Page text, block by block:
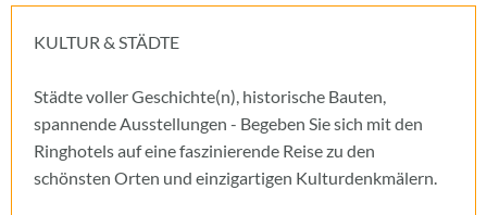
KULTUR & STÄDTE
Städte voller Geschichte(n), historische Bauten,
spannende Ausstellungen - Begeben Sie sich mit den
Ringhotels auf eine faszinierende Reise zu den
schönsten Orten und einzigartigen Kulturdenkmälern.